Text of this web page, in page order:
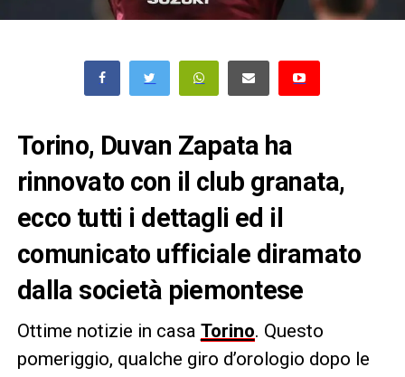
Torino, Duvan Zapata ha
rinnovato con il club granata,
ecco tutti i dettagli ed il
comunicato ufficiale diramato
dalla società piemontese
Ottime notizie in casa Torino. Questo
pomeriggio, qualche giro d’orologio dopo le